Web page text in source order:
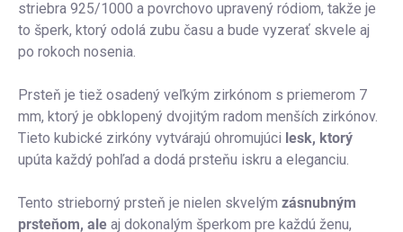
striebra 925/1000 a povrchovo upravený ródiom, takže je
to šperk, ktorý odolá zubu času a bude vyzerať skvele aj
po rokoch nosenia.
Prsteň je tiež osadený veľkým zirkónom s priemerom 7
mm, ktorý je obklopený dvojitým radom menších zirkónov.
Tieto kubické zirkóny vytvárajú ohromujúci lesk, ktorý
upúta každý pohľad a dodá prsteňu iskru a eleganciu.
Tento strieborný prsteň je nielen skvelým zásnubným
prsteňom, ale aj dokonalým šperkom pre každú ženu,